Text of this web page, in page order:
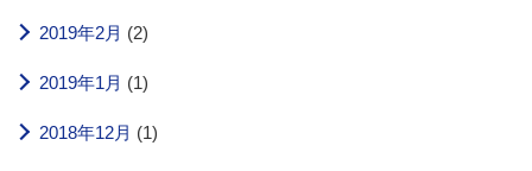
2019年2月 (2)
2019年1月 (1)
2018年12月 (1)